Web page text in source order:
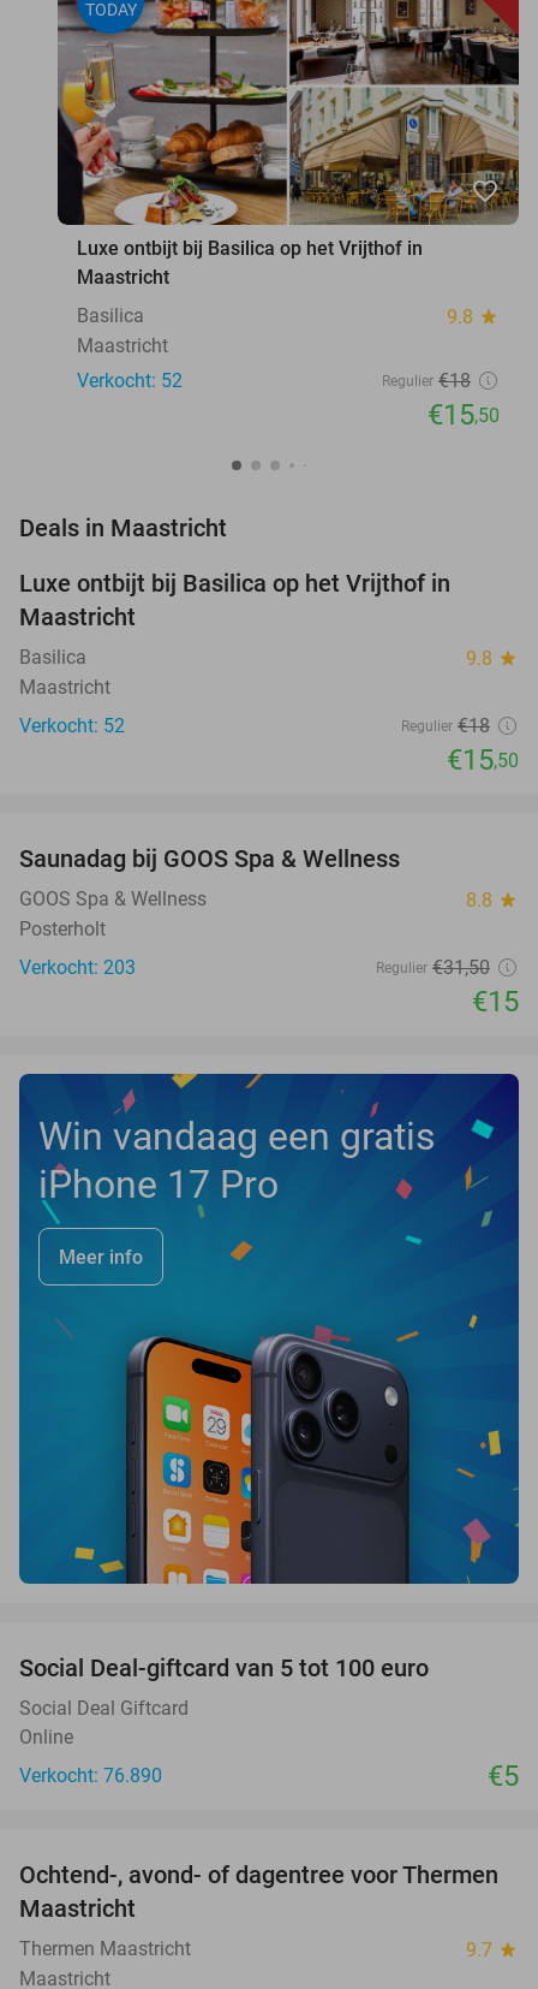
TODAY
favorite_border
Luxe ontbijt bij Basilica op het Vrijthof in
Maastricht
Basilica
9.8 star
Maastricht
Verkocht: 52
Regulier €18
€15,50
Deals in Maastricht
TODAY
Luxe ontbijt bij Basilica op het Vrijthof in
Maastricht
Basilica 9.8 star
Maastricht
Verkocht: 52
Regulier €18
€15,50
Saunadag bij GOOS Spa & Wellness
GOOS Spa & Wellness 8.8 star
Posterholt
Verkocht: 203
Regulier €31,50
€15
Win vandaag een gratis
iPhone 17 Pro
Meer info
Social Deal-giftcard van 5 tot 100 euro
Social Deal Giftcard
Online
Verkocht: 76.890
€5
25%
Ochtend-, avond- of dagentree voor Thermen
Maastricht
Thermen Maastricht 9.7 star
Maastricht